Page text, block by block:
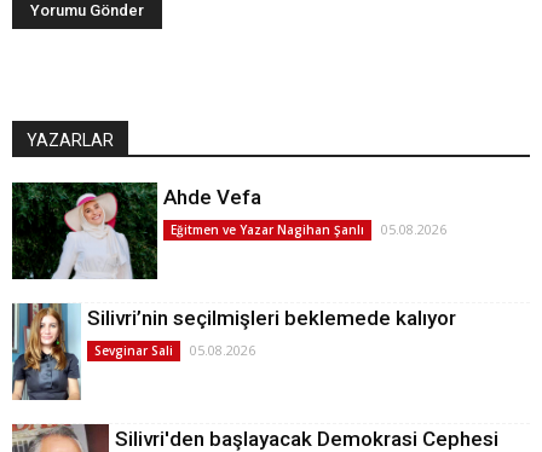
YAZARLAR
Ahde Vefa
Eğitmen ve Yazar Nagihan Şanlı 05.08.2026
Silivri’nin seçilmişleri beklemede kalıyor
Sevginar Sali 05.08.2026
Silivri'den başlayacak Demokrasi Cephesi